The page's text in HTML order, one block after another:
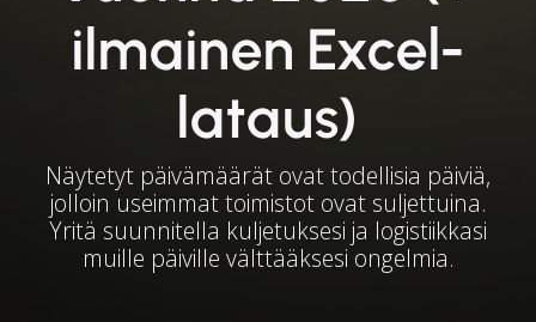
ilmainen Excel-
lataus)
Näytetyt päivämäärät ovat todellisia päiviä,
jolloin useimmat toimistot ovat suljettuina.
Yritä suunnitella kuljetuksesi ja logistiikkasi
muille päiville välttääksesi ongelmia.